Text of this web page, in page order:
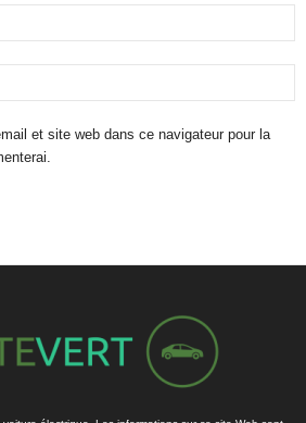
et site web dans ce navigateur pour la